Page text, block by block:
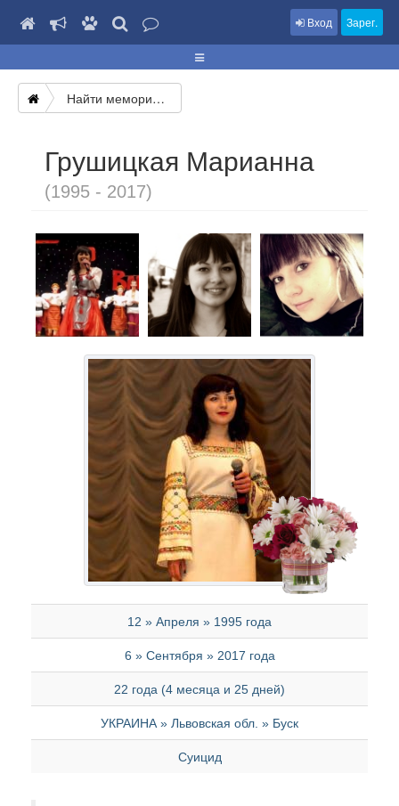
Вход Зарег.
Найти мемориал
Грушицкая Марианна
(1995 - 2017)
12 » Апреля » 1995 года
6 » Сентября » 2017 года
22 года (4 месяца и 25 дней)
УКРАИНА » Львовская обл. » Буск
Суицид